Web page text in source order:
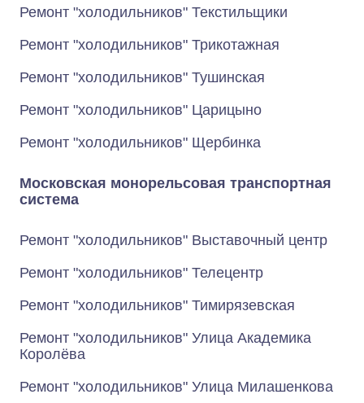
Ремонт "холодильников" Текстильщики
Ремонт "холодильников" Трикотажная
Ремонт "холодильников" Тушинская
Ремонт "холодильников" Царицыно
Ремонт "холодильников" Щербинка
Московская монорельсовая транспортная
система
Ремонт "холодильников" Выставочный центр
Ремонт "холодильников" Телецентр
Ремонт "холодильников" Тимирязевская
Ремонт "холодильников" Улица Академика
Королёва
Ремонт "холодильников" Улица Милашенкова